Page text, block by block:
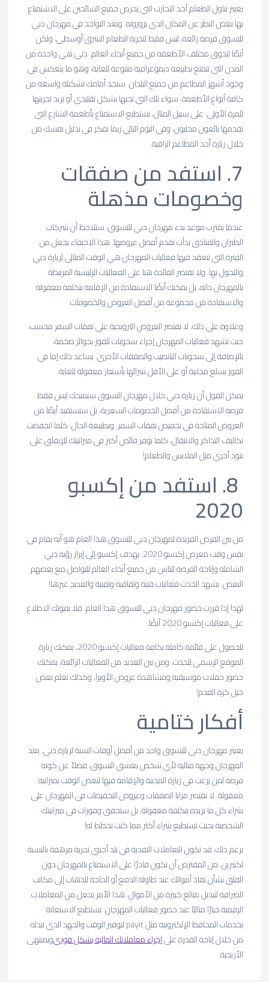
يعتبر تناول الطعام أحد التجارب التي يحرص جميع السائحين على الاستمتاع
بها بغض النظر عن المكان الذي يزورونه. ويعد التواجد في مهرجان دبي
للتسوق فرصة رائعة، ليس فقط لتجربة الطعام الشرق أوسطي، ولكن
أيضًا لتذوق مختلف الأطعمة من جميع أنحاء العالم. دبي هي واحدة من
المدن التي تتمتع بطبيعة ديموغرافية متنوعة للغاية، وهو ما ينعكس في
وجود أشهر المطاعم من جميع البلدان. ستجد أمامك تشكيلة واسعة من
كافة أنواع الأطعمة، سواء تلك التي تحبها بشكل تقليدي أو تريد تجربتها
للمرة الأولى. على سبيل المثال، تستطيع الاستمتاع بأطعمة الشارع التي
يقدمها بائعون محليون، وفي اليوم التالي ربما تفكر في تدليل نفسك من
خلال زيارة أحد المطاعم الراقية.
7. استفدمنصفقات
وخصوماتمذهلة
عندما يقترب موعد بدء مهرجان دبي للتسوق، ستلاحظ أن شركات
الطيران والفنادق بدأت تقدم أفضل عروضها. هذا الاحتفاء يجعل من
الفترة التي تنعقد فيها فعاليات المهرجان هي الوقت المثالي لزيارة دبي
والتجول بها. ولا تقتصر الفائدة هنا على الفعاليات الرئيسية المرتبطة
بالمهرجان ذاته، بل يمكنك أيضًا الاستفادة من الإقامة بتكلفة معقولة
والاستفادة من مجموعة من أفضل العروض والخصومات.
وعلاوة على ذلك، لا تقتصر العروض الترويجية على نفقات السفر فحسب،
حيث تشهد فعاليات المهرجان إجراء سحوبات للفوز بجوائز ضخمة،
بالإضافة إلى سحوبات اليانصيب والصفقات الأخرى. يساعد ذلك إما في
الفوز بسلع مجانية أو على الأقل شرائها بأسعار معقولة للغاية.
يمكن القول أن زيارة دبي خلال مهرجان التسوق ستمنحك ليس فقط
فرصة الاستفادة من أفضل الخصومات السعرية، بل ستستفيد أيضًا من
العروض المتاحة في تخفيض نفقات السفر. وبطبيعة الحال، كلما انخفضت
تكاليف التذاكر والانتقال، كلما توفر فائض أكبر في ميزانيتك للإنفاق على
بنود أخرى مثل الملابس والطعام!
استفدمنإكسبو
2020
من بين الفرص الفريدة لمهرجان دبي للتسوق هذا العام هو أنه يقام في
نفس وقت معرض إكسبو 2020. يهدف إكسبو إلى إبراز رؤية دبي
الشاملة وإتاحة الفرصة للناس من جميع أنحاء العالم للتواصل مع بعضهم
البعض. يشهد الحدث فعاليات فنية وثقافية وتقنية والعديد غيرها!
لهذا إذا قررت حضور مهرجان دبي للتسوق هذا العام، فلا يفوتك الاطلاع
على فعاليات إكسبو 2020 أيضًا.
للحصول على قائمة كاملة بكافة فعاليات إكسبو 2020، يمكنك زيارة
الموقع الرسمي للحدث. ومن بين العديد من الفعاليات الرائعة، يمكنك
حضور حفلات موسيقية ومشاهدة عروض الأوبرا، وكذلك تعلم بعض
حيل كرة القدم!
أفكارختامية
يعتبر مهرجان دبي للتسوق واحد من أفضل أوقات السنة لزيارة دبي. يعد
المهرجان وجهة مثالية لأي شخص يعشق التسوق، فضلاً عن كونه
فرصة لمن يرغب في زيارة المدينة والإقامة فيها لبعض الوقت بميزانية
معقولة. لا تقتصر مزايا الصفقات وعروض التخفيضات في المهرجان على
شراء كل ما تريده بتكلفة معقولة، بل ستحقق وفورات في ميزانيتك
الشخصية بحيث تستطيع شراء أكثر مما كنت تخطط له!
برغم ذلك، قد تكون التعاملات النقدية في بلد أجنبي تجربة مرهقة بالنسبة
لكثيرين. من المفترض أن تكون قادرًا على الاستمتاع بالمهرجان دون
القلق بشأن نفاذ أموالك عند طاولة الدفع أو الحاجة للذهاب إلى مكاتب
الصرافة لتبديل مبالغ كبيرة من الأموال. هذا الأمر يجعل من المعاملات
الرقمية خيارًا مثاليًا عند حضور فعاليات المهرجان. تستطيع الاستعانة
بخدمات المحافظ الإلكترونية مثل payit لتوفير الوقت والجهد الذي تبذله
من خلال إتاحة القدرة علىإجراء معاملاتك المالية بشكل فوريوبمنتهى
الأريحية.